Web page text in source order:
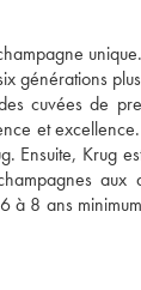
générations
cuvées de
et
Ensuite, Krug
aux
8 ans